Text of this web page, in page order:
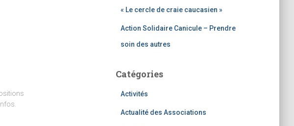
« Le cercle de craie caucasien »
Action Solidaire Canicule – Prendre
soin des autres
Catégories
Activités
Actualité des Associations